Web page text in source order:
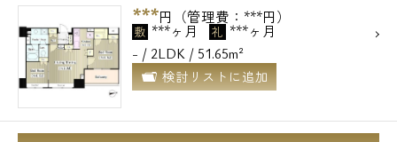
***円（管理費：***円）
敷 ***ヶ月 礼 ***ヶ月
- / 2LDK / 51.65m²
検討リストに追加